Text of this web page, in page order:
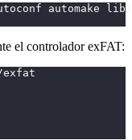
automake
el controlador exFAT: